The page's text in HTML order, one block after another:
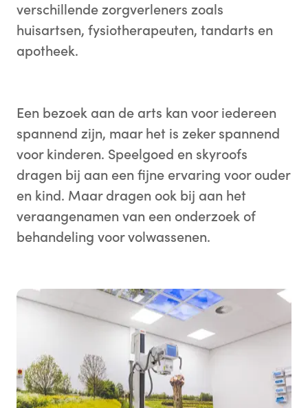
verschillende zorgverleners zoals
huisartsen, fysiotherapeuten, tandarts en
apotheek.
Een bezoek aan de arts kan voor iedereen
spannend zijn, maar het is zeker spannend
voor kinderen. Speelgoed en skyroofs
dragen bij aan een fijne ervaring voor ouder
en kind. Maar dragen ook bij aan het
veraangenamen van een onderzoek of
behandeling voor volwassenen.